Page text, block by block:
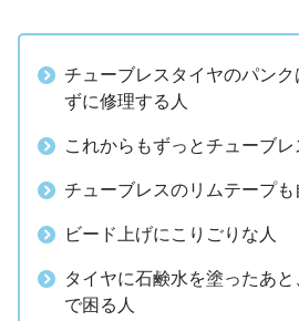
チューブレスタイヤのパンク
ずに修理する人
これからもずっとチューブレ
チューブレスのリムテープも
ビード上げにこりごりな人
タイヤに石鹸水を塗ったあ
で困る人